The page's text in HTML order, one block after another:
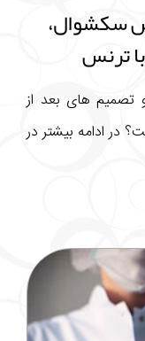
سکشوال،
ترنس
های بعد از
در ادامه بیشتر در